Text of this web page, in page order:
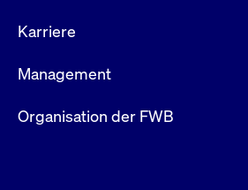
Karriere
Management
Organisation der FWB